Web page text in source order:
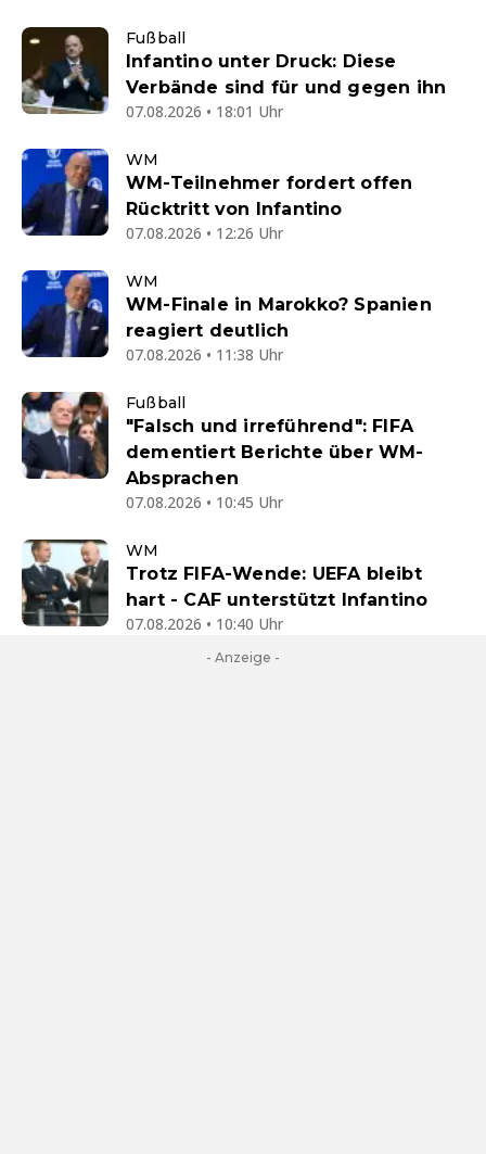
Fußball
Infantino unter Druck: Diese
Verbände sind für und gegen ihn
07.08.2026 • 18:01 Uhr
WM
WM-Teilnehmer fordert offen
Rücktritt von Infantino
07.08.2026 • 12:26 Uhr
WM
WM-Finale in Marokko? Spanien
reagiert deutlich
07.08.2026 • 11:38 Uhr
Fußball
"Falsch und irreführend": FIFA
dementiert Berichte über WM-
Absprachen
07.08.2026 • 10:45 Uhr
WM
Trotz FIFA-Wende: UEFA bleibt
hart - CAF unterstützt Infantino
07.08.2026 • 10:40 Uhr
- Anzeige -